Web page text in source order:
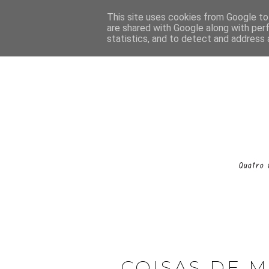
This site uses cookies from Google
are shared with Google along with
statistics, and to detect and address